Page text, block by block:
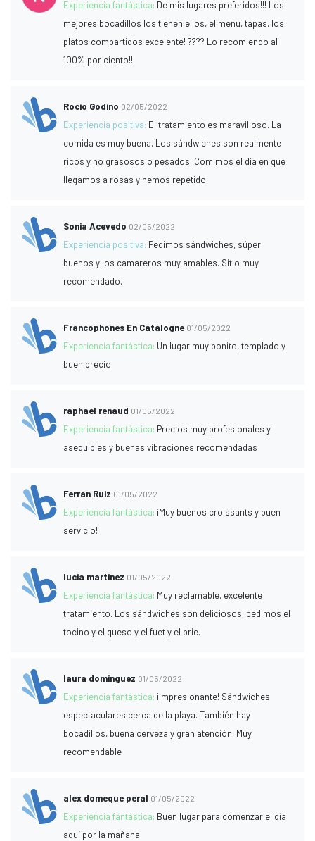
Experiencia fantástica: De mis lugares preferidos!!! Los
mejores bocadillos los tienen ellos, el menú, tapas, los
platos compartidos excelente! ???? Lo recomiendo al
100% por ciento!!
Rocio Godino 02/05/2022
Experiencia positiva: El tratamiento es maravilloso. La
comida es muy buena. Los sándwiches son realmente
ricos y no grasosos o pesados. Comimos el día en que
llegamos a rosas y hemos repetido.
Sonia Acevedo 02/05/2022
Experiencia positiva: Pedimos sándwiches, súper
buenos y los camareros muy amables. Sitio muy
recomendado.
Francophones En Catalogne 01/05/2022
Experiencia fantástica: Un lugar muy bonito, templado y
buen precio
raphael renaud 01/05/2022
Experiencia fantástica: Precios muy profesionales y
asequibles y buenas vibraciones recomendadas
Ferran Ruiz 01/05/2022
Experiencia fantástica: ¡Muy buenos croissants y buen
servicio!
lucia martinez 01/05/2022
Experiencia fantástica: Muy reclamable, excelente
tratamiento. Los sándwiches son deliciosos, pedimos el
tocino y el queso y el fuet y el brie.
laura dominguez 01/05/2022
Experiencia fantástica: ¡Impresionante! Sándwiches
espectaculares cerca de la playa. También hay
bocadillos, buena cerveza y gran atención. Muy
recomendable
alex domeque peral 01/05/2022
Experiencia fantástica: Buen lugar para comenzar el día
aquí por la mañana